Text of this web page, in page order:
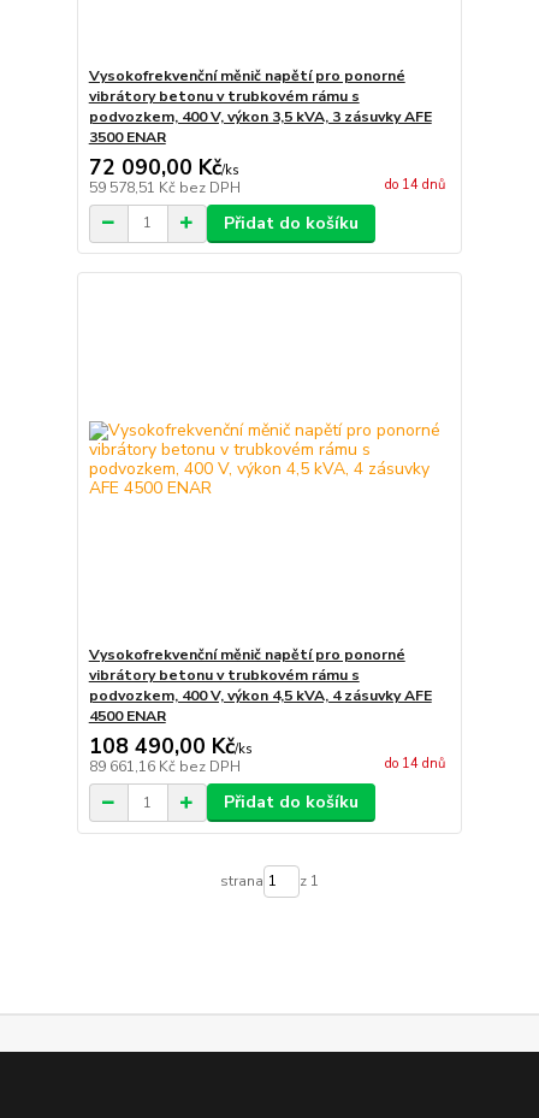
Vysokofrekvenční měnič napětí pro ponorné
vibrátory betonu v trubkovém rámu s
podvozkem, 400 V, výkon 3,5 kVA, 3 zásuvky AFE
3500 ENAR
72 090,00 Kč/ks
59 578,51 Kč bez DPH do 14 dnů
Přidat do košíku
Vysokofrekvenční měnič napětí pro ponorné
vibrátory betonu v trubkovém rámu s
podvozkem, 400 V, výkon 4,5 kVA, 4 zásuvky AFE
4500 ENAR
108 490,00 Kč/ks
89 661,16 Kč bez DPH do 14 dnů
Přidat do košíku
strana z 1